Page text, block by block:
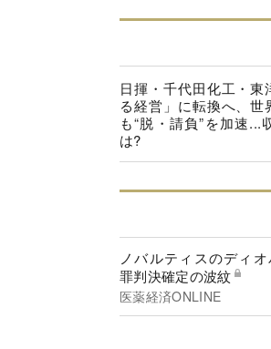
日揮・千代田化工・
る経営」に転換へ、
も“脱・請負”を加速...
は?
ノバルティスのディ
罪判決確定の波紋
医薬経済ONLINE